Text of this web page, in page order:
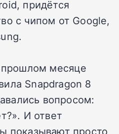
придётся
с чипом от Google,
месяце
Snapdragon 8
вопросом:
И ответ
показывают просто